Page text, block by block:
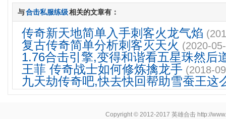
与合击私服练级相关的文章有：
传奇新天地简单入手刺客火龙气焰
复古传奇简单分析刺客灭天火 (2020-
1.76合击引擎,变得和谐看五星珠然后
王菲 传奇战士如何修炼擒龙手 (2018-
九天劫传奇吧,快去快回帮助雪蚕王这
Copyright © 2012-2017 英雄合击 http://